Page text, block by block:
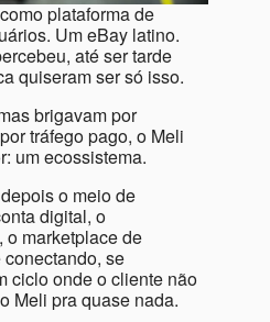
plataforma de
Um eBay latino.
até ser tarde
quiseram ser só isso.
brigavam por
tráfego pago, o Meli
um ecossistema.
o meio de
digital, o
o marketplace de
se
ciclo onde o cliente não
Meli pra quase nada.